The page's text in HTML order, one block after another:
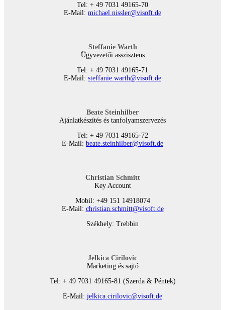
Tel: + 49 7031 49165-70
E-Mail: michael.nissler@visoft.de
Steffanie Warth
Ügyvezetői asszisztens
Tel: + 49 7031 49165-71
E-Mail: steffanie.warth@visoft.de
Beate Steinhilber
Ajánlatkészítés és tanfolyamszervezés
Tel: + 49 7031 49165-72
E-Mail: beate.steinhilber@visoft.de
Christian Schmitt
Key Account
Mobil: +49 151 14918074
E-Mail: christian.schmitt@visoft.de
Székhely: Trebbin
Jelkica Cirilovic
Marketing és sajtó
Tel: + 49 7031 49165-81 (Szerda & Péntek)
E-Mail: jelkica.cirilovic@visoft.de